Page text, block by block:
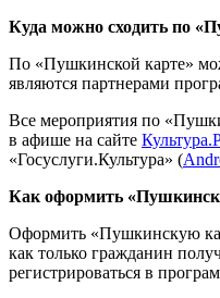
Куда можно сходить по
По «Пушкинской карте»
являются партнерами
Все мероприятия по
в афише на сайте
«Госуслуги.Культура» (
Как оформить
Оформить «Пушкинскую
как только гражданин
регистрироваться в